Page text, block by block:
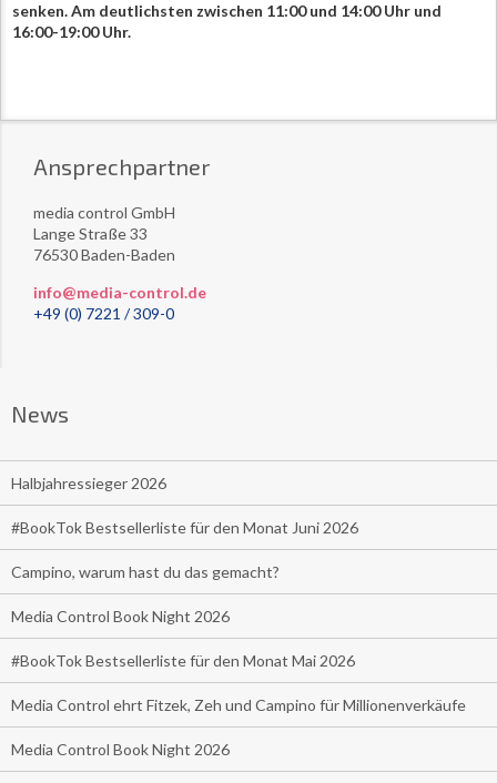
senken. Am deutlichsten zwischen 11:00 und 14:00 Uhr und
16:00-19:00 Uhr.
Ansprechpartner
media control GmbH
Lange Straße 33
76530 Baden-Baden
info@media-control.de
+49 (0) 7221 / 309-0
News
Halbjahressieger 2026
#BookTok Bestsellerliste für den Monat Juni 2026
Campino, warum hast du das gemacht?
Media Control Book Night 2026
#BookTok Bestsellerliste für den Monat Mai 2026
Media Control ehrt Fitzek, Zeh und Campino für Millionenverkäufe
Media Control Book Night 2026